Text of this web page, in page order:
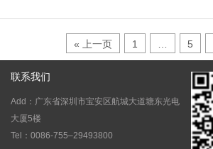
出脚及输入脚的频率，确认
率，通过调节外接电容使
近频率中心点（
« 上一页 1 5
联系我们
Add：广东省深圳市宝安区航城大道塘东光电
大厦5楼
Tel：0086-755–29493800